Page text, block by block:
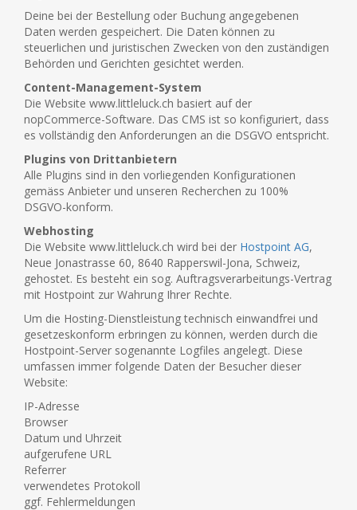
Deine bei der Bestellung oder Buchung angegebenen
Daten werden gespeichert. Die Daten können zu
steuerlichen und juristischen Zwecken von den zuständigen
Behörden und Gerichten gesichtet werden.
Content-Management-System
Die Website www.littleluck.ch basiert auf der
nopCommerce-Software. Das CMS ist so konfiguriert, dass
es vollständig den Anforderungen an die DSGVO entspricht.
Plugins von Drittanbietern
Alle Plugins sind in den vorliegenden Konfigurationen
gemäss Anbieter und unseren Recherchen zu 100%
DSGVO-konform.
Webhosting
Die Website www.littleluck.ch wird bei der Hostpoint AG,
Neue Jonastrasse 60, 8640 Rapperswil-Jona, Schweiz,
gehostet. Es besteht ein sog. Auftragsverarbeitungs-Vertrag
mit Hostpoint zur Wahrung Ihrer Rechte.
Um die Hosting-Dienstleistung technisch einwandfrei und
gesetzeskonform erbringen zu können, werden durch die
Hostpoint-Server sogenannte Logfiles angelegt. Diese
umfassen immer folgende Daten der Besucher dieser
Website:
IP-Adresse
Browser
Datum und Uhrzeit
aufgerufene URL
Referrer
verwendetes Protokoll
ggf. Fehlermeldungen